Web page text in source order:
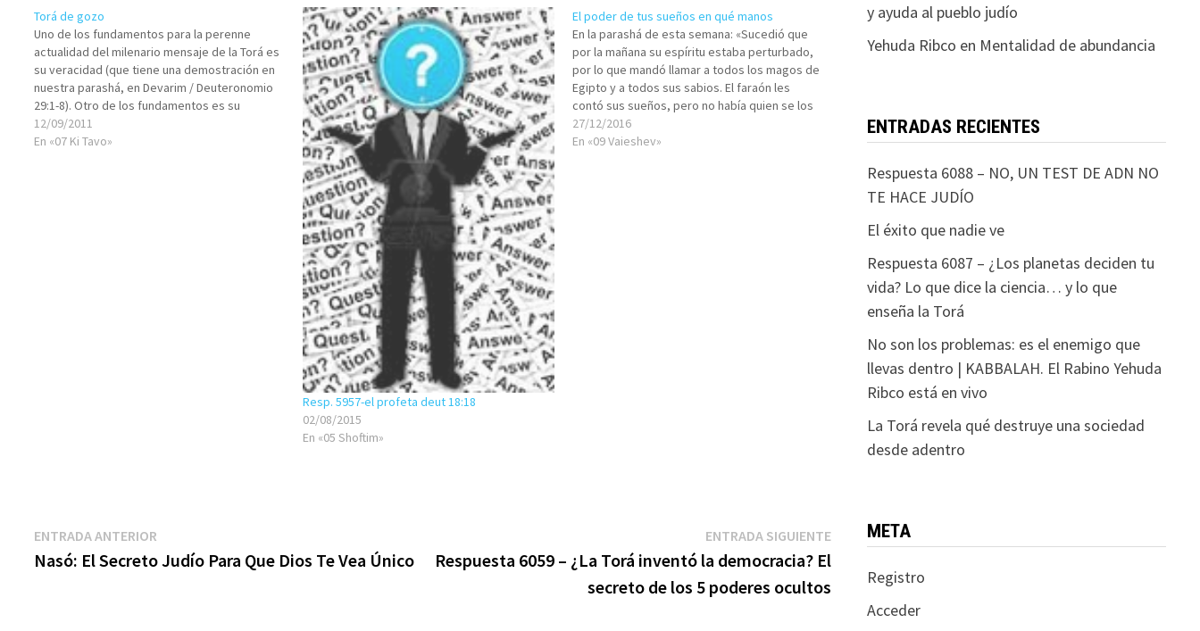
Torá de gozo
Uno de los fundamentos para la perenne
actualidad del milenario mensaje de la Torá es
su veracidad (que tiene una demostración en
nuestra parashá, en Devarim / Deuteronomio
29:1-8). Otro de los fundamentos es su
(habitualmente) sencilla practicidad. Y otro
más, es la esencia de su mensaje, que en la…
12/09/2011
En «07 Ki Tavo»
Resp. 5957-el profeta deut 18:18
02/08/2015
En «05 Shoftim»
El poder de tus sueños en qué manos
En la parashá de esta semana: «Sucedió que
por la mañana su espíritu estaba perturbado,
por lo que mandó llamar a todos los magos de
Egipto y a todos sus sabios. El faraón les
contó sus sueños, pero no había quien se los
interpretase al faraón.»(Ber. 41:8) Y la
semana…
27/12/2016
En «09 Vaieshev»
Navegación
de
ENTRADA ANTERIOR
anterior:
Nasó: El Secreto Judío Para Que Dios Te Vea Único
ENTRADA SIGUIENTEEntrada
siguiente:
Respuesta 6059 – ¿La Torá inventó la democracia? El
secreto de los 5 poderes ocultos
y ayuda al pueblo judío
Yehuda Ribco en Mentalidad de abundancia
ENTRADAS RECIENTES
Respuesta 6088 – NO, UN TEST DE ADN NO
TE HACE JUDÍO
El éxito que nadie ve
Respuesta 6087 – ¿Los planetas deciden tu
vida? Lo que dice la ciencia… y lo que
enseña la Torá
No son los problemas: es el enemigo que
llevas dentro | KABBALAH. El Rabino Yehuda
Ribco está en vivo
La Torá revela qué destruye una sociedad
desde adentro
META
Registro
Acceder